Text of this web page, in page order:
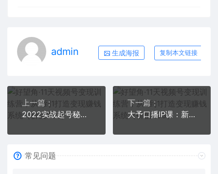
admin 生成海报 复制本文链接
上一篇：
2022实战起号秘训营，千万级主播教您 0粉0作品实操起号（价值299）
下一篇：
大予口播IP课：新手一部手机就能操作，普通人也能做口播赚钱（10节课时）
常见问题